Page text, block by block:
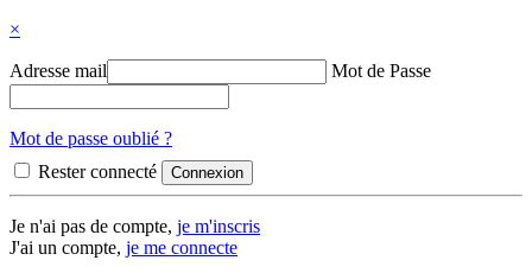
×
Adresse mail Mot de Passe
Mot de passe oublié ?
Rester connecté
Je n'ai pas de compte, je m'inscris
J'ai un compte, je me connecte